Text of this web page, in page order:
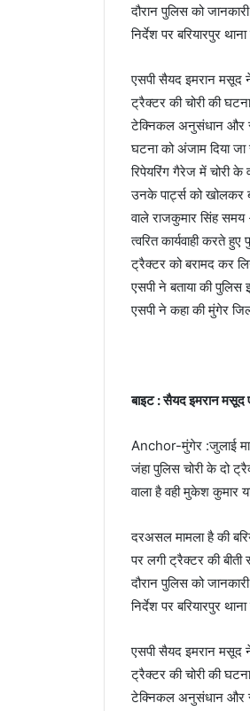
दौरान पुलिस को
निर्देश पर बरियारपुर
एसपी सैयद इमरान मसूद
ट्रैक्टर की चोरी की
टेक्निकल अनुसंधान और
घटना को अंजाम दिया जा
रिपेयरिंग गैरेज में चोरी के
उनके पार्ट्स को खोलकर
वाले राजकुमार सिंह
त्वरित कार्यवाही करते
ट्रैक्टर को बरामद कर
एसपी ने बताया की पुलिस
एसपी ने कहा की मुंगेर
बाइट : सैयद इमरान मसूद
Anchor-मुंगेर :जुलाई
जंहा पुलिस चोरी के दो
वाला है वही मुकेश कुमार
दरअसल मामला है की
पर लगी ट्रैक्टर की बीती
दौरान पुलिस को
निर्देश पर बरियारपुर
एसपी सैयद इमरान मसूद
ट्रैक्टर की चोरी की
टेक्निकल अनुसंधान और